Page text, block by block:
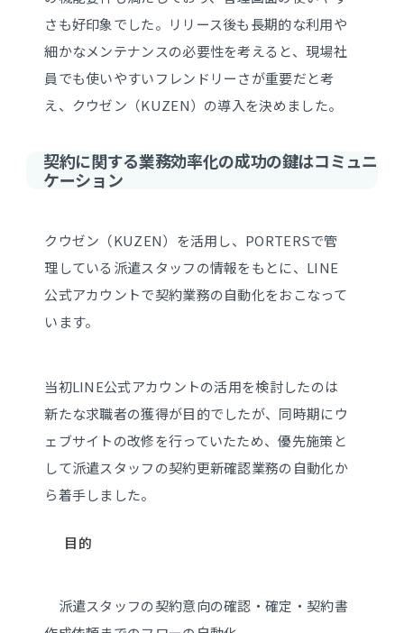
さも好印象でした。リリース後も長期的な利用や
細かなメンテナンスの必要性を考えると、現場社
員でも使いやすいフレンドリーさが重要だと考
え、クウゼン（KUZEN）の導入を決めました。
契約に関する業務効率化の成功の鍵はコミュニ
ケーション
クウゼン（KUZEN）を活用し、PORTERSで管
理している派遣スタッフの情報をもとに、LINE
公式アカウントで契約業務の自動化をおこなって
います。
当初LINE公式アカウントの活用を検討したのは
新たな求職者の獲得が目的でしたが、同時期にウ
ェブサイトの改修を行っていたため、優先施策と
して派遣スタッフの契約更新確認業務の自動化か
ら着手しました。
目的
派遣スタッフの契約意向の確認・確定・契約書